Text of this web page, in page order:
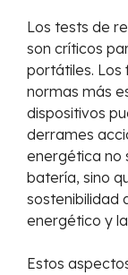
Los tests de
son críticos
portátiles. Los
normas más
dispositivos
derrames
energética no
batería, sino
sostenibilidad
energético y
Estos